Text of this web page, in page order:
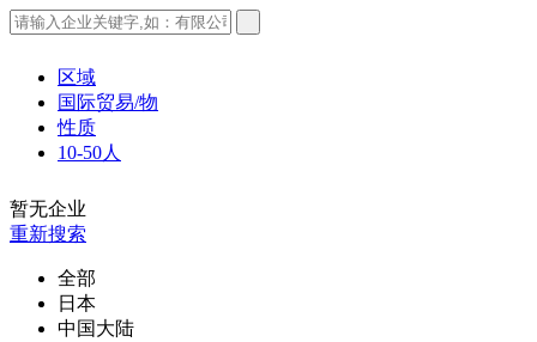
区域
国际贸易/物
性质
10-50人
暂无企业
重新搜索
全部
日本
中国大陆